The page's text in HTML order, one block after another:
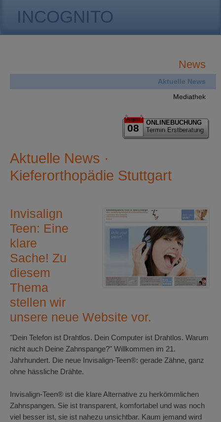
INCOGNITO
News
Aktuelle News
Mediathek
August
08
ONLINEBUCHUNG
Termin Erstberatung
Aktuelle News ·
Kieferorthopädie Stuttgart
Invisalign
Teen: Eine
klare
Sache! Zu
diesem
Thema
stellen wir
unsere neue Website vor.
"Dein Telefon ist Drahtlos. Dein Computer ist Drahtlos. Warum
nicht auch Deine Zahnspange?" Willkommen im 21.
Jahrhundert. Die neue Invisalign-Teen®: gerade Zähne, ganz
ohne hässliche Drähte.
Invisalign-Teen® ist die klare Alternative zu herkömmlichen
Zahnspangen. Sie ist transparent, komfortabel und was noch
viel besser ist, sie ist nahezu unsichtbar. Kaum jemand wird